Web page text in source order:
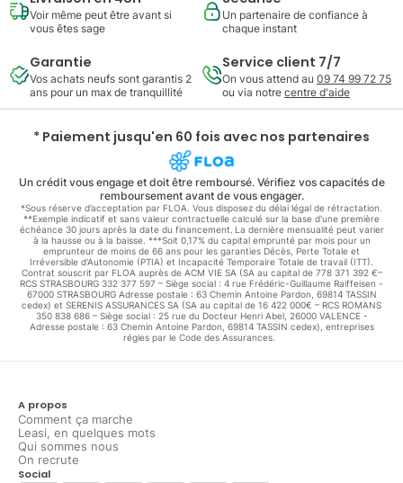
Voir même peut être avant si
vous êtes sage
Un partenaire de confiance à
chaque instant
Garantie
Vos achats neufs sont garantis 2
ans pour un max de tranquillité
Service client 7/7
On vous attend au 09 74 99 72 75
ou via notre centre d'aide
* Paiement jusqu'en 60 fois avec nos partenaires
Un crédit vous engage et doit être remboursé. Vérifiez vos capacités de
remboursement avant de vous engager.
*Sous réserve d’acceptation par FLOA. Vous disposez du délai légal de rétractation.
**Exemple indicatif et sans valeur contractuelle calculé sur la base d'une première
échéance 30 jours après la date du financement. La dernière mensualité peut varier
à la hausse ou à la baisse. ***Soit 0,17% du capital emprunté par mois pour un
emprunteur de moins de 66 ans pour les garanties Décès, Perte Totale et
Irréversible d'Autonomie (PTIA) et Incapacité Temporaire Totale de travail (ITT).
Contrat souscrit par FLOA auprès de ACM VIE SA (SA au capital de 778 371 392 €–
RCS STRASBOURG 332 377 597 – Siège social : 4 rue Frédéric-Guillaume Raiffeisen -
67000 STRASBOURG Adresse postale : 63 Chemin Antoine Pardon, 69814 TASSIN
cedex) et SERENIS ASSURANCES SA (SA au capital de 16 422 000€ – RCS ROMANS
350 838 686 – Siège social : 25 rue du Docteur Henri Abel, 26000 VALENCE -
Adresse postale : 63 Chemin Antoine Pardon, 69814 TASSIN cedex), entreprises
régies par le Code des Assurances.
A propos
Comment ça marche
Leasi, en quelques mots
Qui sommes nous
On recrute
Social